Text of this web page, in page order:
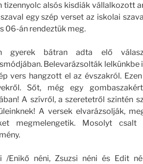
tizennyolc alsós kisdiák vállalkozott
egy szép verset az iskolai
06-án rendeztük meg.
gyerek bátran adta elő
Belevarázsolták lelkünkbe
vers hangzott el az évszakról.
Sőt, még egy
A szívről, a szeretetről szintén
A versek elvarázsolják,
megmelengetik. Mosolyt
/Enikő néni, Zsuzsi néni és Edit